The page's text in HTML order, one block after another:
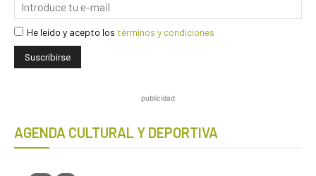
He leído y acepto los términos y condiciones
publicidad
AGENDA CULTURAL Y DEPORTIVA